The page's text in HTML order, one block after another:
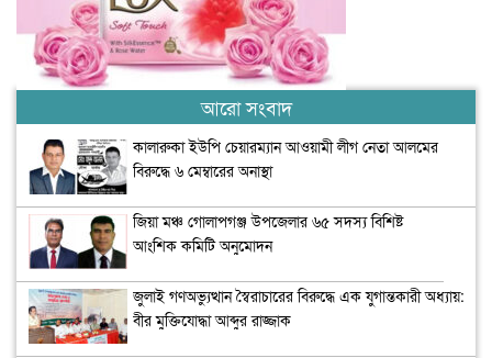
আরো সংবাদ
কালারুকা ইউপি চেয়ারম্যান আওয়ামী লীগ নেতা আলমের
বিরুদ্ধে ৬ মেম্বারের অনাস্থা
জিয়া মঞ্চ গোলাপগঞ্জ উপজেলার ৬৫ সদস্য বিশিষ্ট
আংশিক কমিটি অনুমোদন
জুলাই গণঅভ্যুত্থান স্বৈরাচারের বিরুদ্ধে এক যুগান্তকারী অধ্যায়:
বীর মুক্তিযোদ্ধা আব্দুর রাজ্জাক